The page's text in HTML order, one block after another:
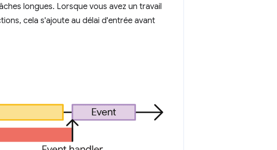
longues. Lorsque vous avez un travail
cela s'ajoute au délai d'entrée avant